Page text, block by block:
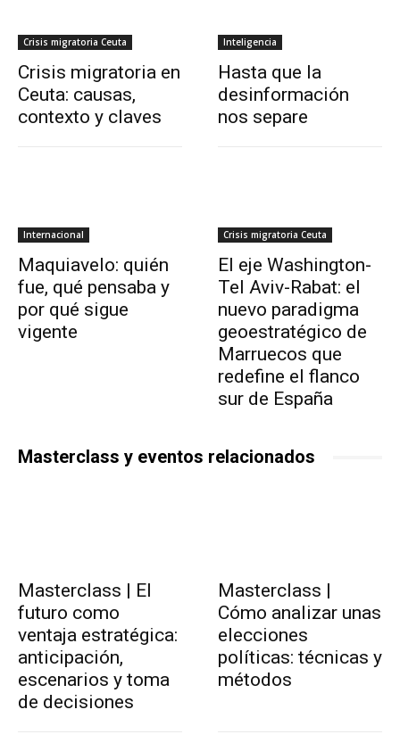
Crisis migratoria Ceuta
Crisis migratoria en
Ceuta: causas,
contexto y claves
Inteligencia
Hasta que la
desinformación
nos separe
Internacional
Maquiavelo: quién
fue, qué pensaba y
por qué sigue
vigente
Crisis migratoria Ceuta
El eje Washington-
Tel Aviv-Rabat: el
nuevo paradigma
geoestratégico de
Marruecos que
redefine el flanco
sur de España
Masterclass y eventos relacionados
Masterclass | El
futuro como
ventaja estratégica:
anticipación,
escenarios y toma
de decisiones
Masterclass |
Cómo analizar unas
elecciones
políticas: técnicas y
métodos